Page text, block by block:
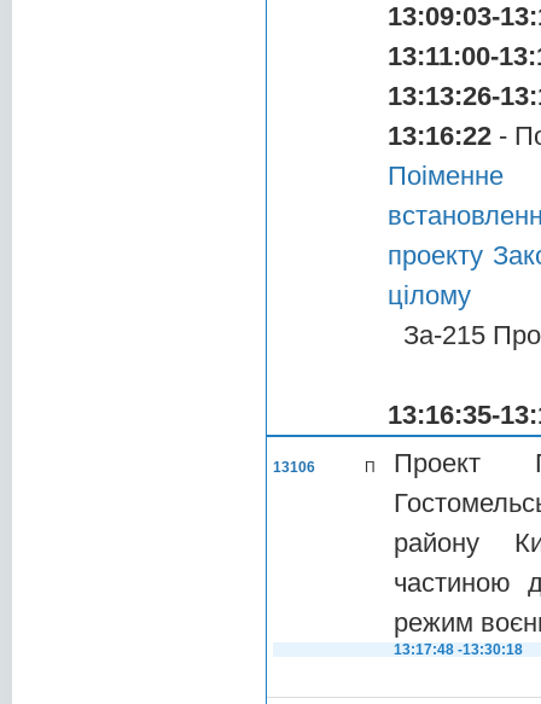
13:09:03-
13:11:00-
13:13:26-
13:16:22 -
проекту
цілому
За-215
13:16:35-
13106 П
Проект
району
частиною
режим
13:17:48 -13:30:18